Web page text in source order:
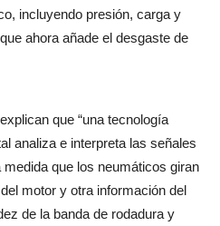
incluyendo presión, carga y
ahora añade el desgaste de
que “una tecnología
analiza e interpreta las señales
que los neumáticos giran
motor y otra información del
de la banda de rodadura y